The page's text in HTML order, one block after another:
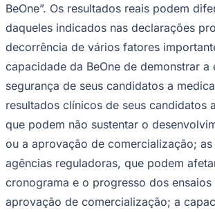
Bragantino
BeOne”. Os resultados reais podem
daqueles indicados nas declarações
decorrência de vários fatores
capacidade da BeOne de demonstrar a
segurança de seus candidatos a
resultados clínicos de seus candidatos
que podem não sustentar o
ou a aprovação de comercialização;
agências reguladoras, que podem
cronograma e o progresso dos ensaios
aprovação de comercialização; a